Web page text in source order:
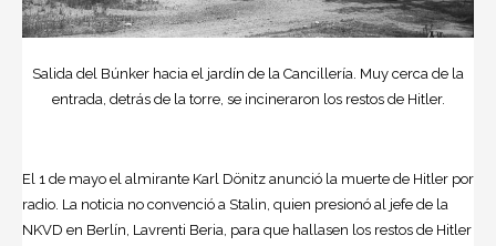
Salida del Búnker hacia el jardín de la Cancillería. Muy cerca de la
entrada, detrás de la torre, se incineraron los restos de Hitler.
El 1 de mayo el almirante Karl Dönitz anunció la muerte de Hitler por
radio. La noticia no convenció a Stalin, quien presionó al jefe de la
NKVD en Berlín, Lavrenti Beria, para que hallasen los restos de Hitler